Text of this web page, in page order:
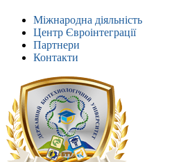
Міжнародна діяльність
Центр Євроінтеграції
Партнери
Контакти